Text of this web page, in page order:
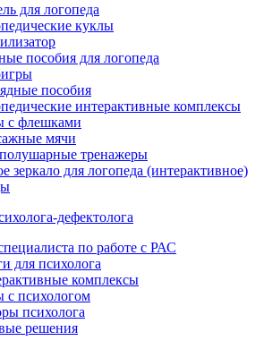
для логопеда
куклы
пособия для логопеда
пособия
интерактивные комплексы
с флешками
мячи
тренажеры
зеркало для логопеда (интерактивное)
дефектолога
по работе с РАС
для психолога
комплексы
с психологом
психолога
решения